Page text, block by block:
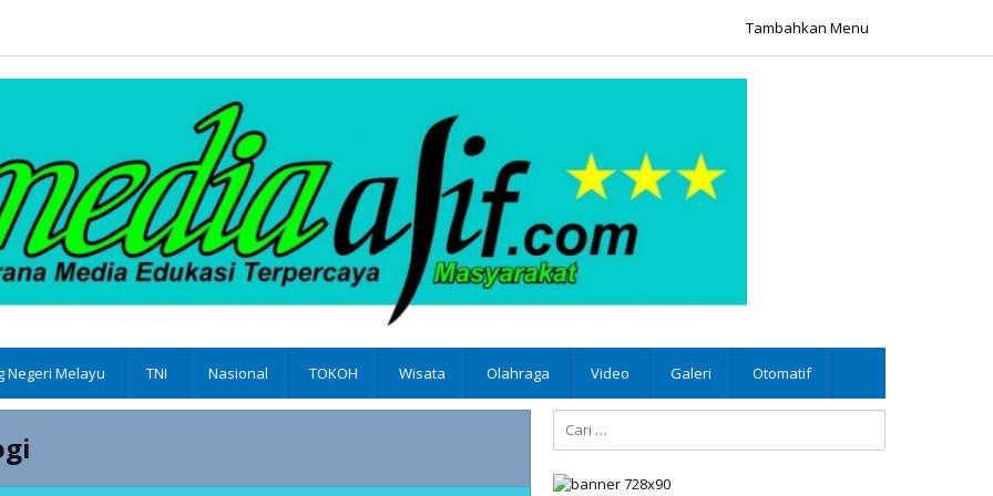
Tambahkan Menu
Negeri Melayu TNI Nasional TOKOH Wisata Olahraga Video Galeri Otomatif
Cari
untuk: